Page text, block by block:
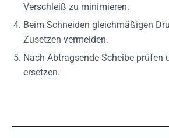
Verschleiß zu minimieren.
Beim Schneiden gleichmäßigen
Zusetzen vermeiden.
Nach Abtragsende Scheibe prüfen
ersetzen.